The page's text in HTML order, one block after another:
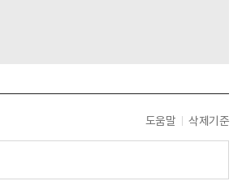
도움말 삭제기준